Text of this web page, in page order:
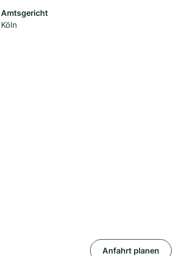
Amtsgericht
Köln
Anfahrt planen